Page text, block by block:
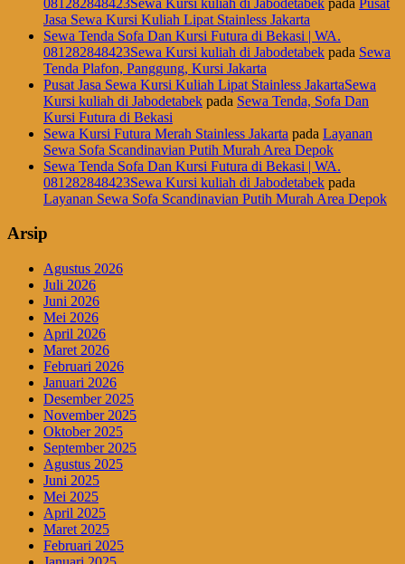
Jasa Sewa Kursi Kuliah Lipat Stainless Jakarta
Sewa Tenda Sofa Dan Kursi Futura di Bekasi | WA.
081282848423Sewa Kursi kuliah di Jabodetabek pada Sewa
Tenda Plafon, Panggung, Kursi Jakarta
Pusat Jasa Sewa Kursi Kuliah Lipat Stainless JakartaSewa
Kursi kuliah di Jabodetabek pada Sewa Tenda, Sofa Dan
Kursi Futura di Bekasi
Sewa Kursi Futura Merah Stainless Jakarta pada Layanan
Sewa Sofa Scandinavian Putih Murah Area Depok
Sewa Tenda Sofa Dan Kursi Futura di Bekasi | WA.
081282848423Sewa Kursi kuliah di Jabodetabek pada
Layanan Sewa Sofa Scandinavian Putih Murah Area Depok
Arsip
Agustus 2026
Juli 2026
Juni 2026
Mei 2026
April 2026
Maret 2026
Februari 2026
Januari 2026
Desember 2025
November 2025
Oktober 2025
September 2025
Agustus 2025
Juni 2025
Mei 2025
April 2025
Maret 2025
Februari 2025